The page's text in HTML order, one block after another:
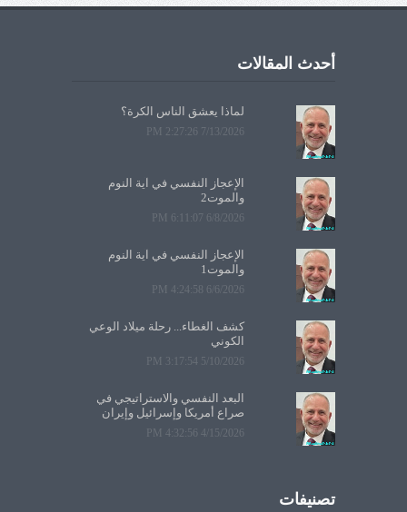
أحدث المقالات
لماذا يعشق الناس الكرة؟
7/13/2026 2:27:26 PM
الإعجاز النفسي في آية النوم
والموت2
6/8/2026 6:11:07 PM
الإعجاز النفسي في آية النوم
والموت1
6/6/2026 4:24:58 PM
كشف الغطاء... رحلة ميلاد الوعي
الكوني
5/10/2026 3:17:54 PM
البعد النفسي والاستراتيجي في
صراع أمريكا وإسرائيل وإيران
4/15/2026 4:32:56 PM
تصنيفات